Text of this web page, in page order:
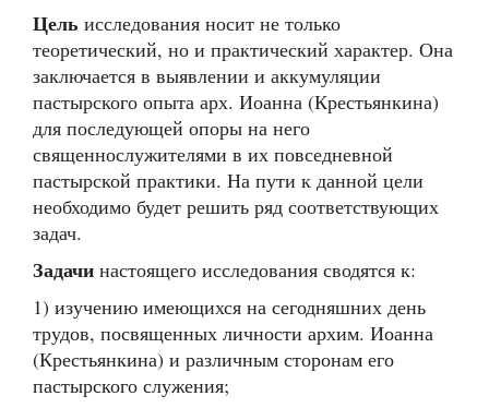
Цель исследования носит не только
теоретический, но и практический характер. Она
заключается в выявлении и аккумуляции
пастырского опыта арх. Иоанна (Крестьянкина)
для последующей опоры на него
священнослужителями в их повседневной
пастырской практики. На пути к данной цели
необходимо будет решить ряд соответствующих
задач.
Задачи настоящего исследования сводятся к:
1) изучению имеющихся на сегодняшних день
трудов, посвященных личности архим. Иоанна
(Крестьянкина) и различным сторонам его
пастырского служения;